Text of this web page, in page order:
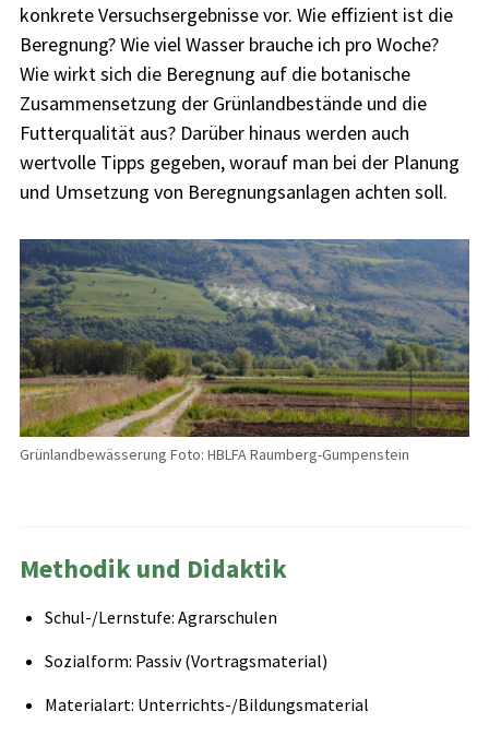
konkrete Versuchsergebnisse vor. Wie effizient ist die
Beregnung? Wie viel Wasser brauche ich pro Woche?
Wie wirkt sich die Beregnung auf die botanische
Zusammensetzung der Grünlandbestände und die
Futterqualität aus? Darüber hinaus werden auch
wertvolle Tipps gegeben, worauf man bei der Planung
und Umsetzung von Beregnungsanlagen achten soll.
Grünlandbewässerung Foto: HBLFA Raumberg-Gumpenstein
Methodik und Didaktik
Schul-/Lernstufe: Agrarschulen
Sozialform: Passiv (Vortragsmaterial)
Materialart: Unterrichts-/Bildungsmaterial